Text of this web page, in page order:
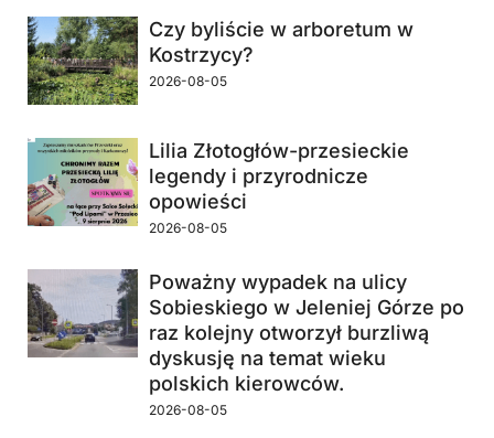
Czy byliście w arboretum w
Kostrzycy?
2026-08-05
Lilia Złotogłów-przesieckie
legendy i przyrodnicze
opowieści
2026-08-05
Poważny wypadek na ulicy
Sobieskiego w Jeleniej Górze po
raz kolejny otworzył burzliwą
dyskusję na temat wieku
polskich kierowców.
2026-08-05